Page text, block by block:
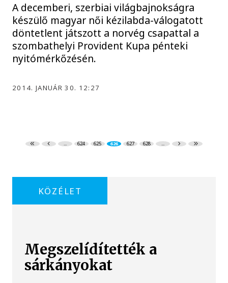
A decemberi, szerbiai világbajnokságra
készülő magyar női kézilabda-válogatott
döntetlent játszott a norvég csapattal a
szombathelyi Provident Kupa pénteki
nyitómérkőzésén.
2014. JANUÁR 30. 12:27
... 624 625 626 627 628 ...
KÖZÉLET
Megszelídítették a
sárkányokat